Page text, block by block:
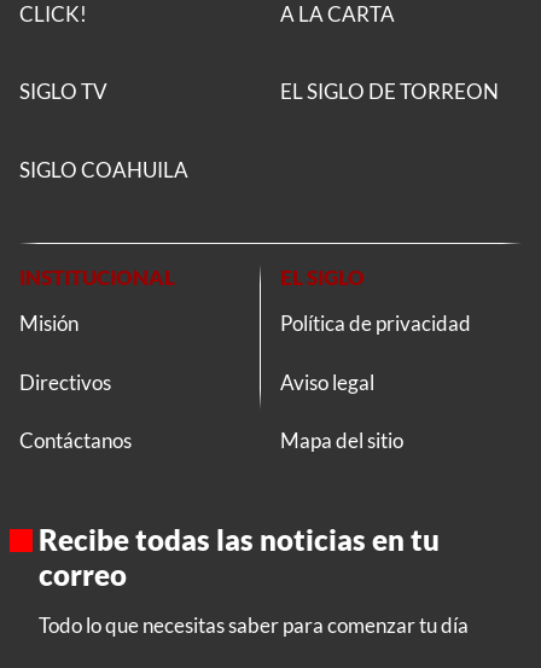
CLICK! A LA CARTA
SIGLO TV EL SIGLO DE TORREON
SIGLO COAHUILA
INSTITUCIONAL
Misión
Directivos
Contáctanos
EL SIGLO
Política de privacidad
Aviso legal
Mapa del sitio
Recibe todas las noticias en tu
correo
Todo lo que necesitas saber para comenzar tu día